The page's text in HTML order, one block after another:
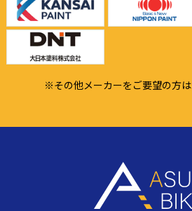
※その他メーカーをご要望の方は